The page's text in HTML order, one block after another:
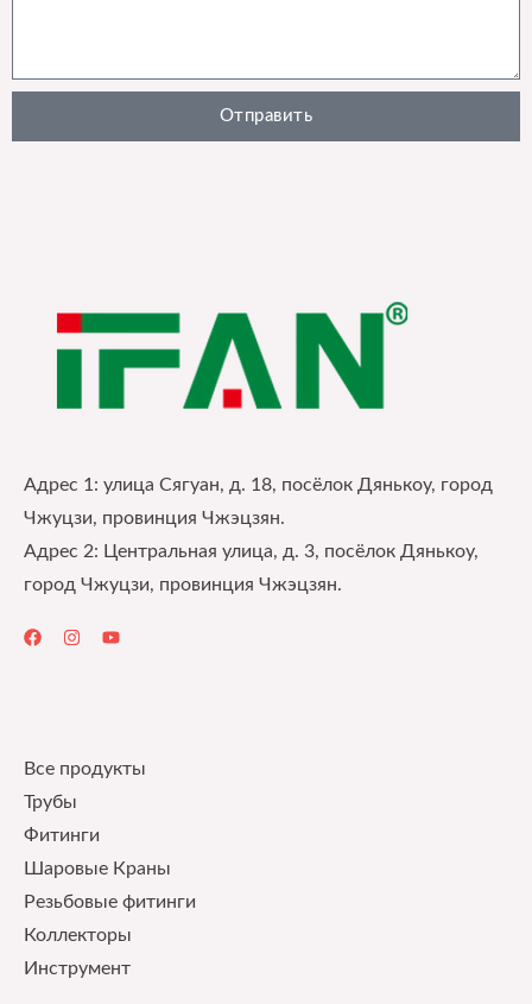
Отправить
Адрес 1: улица Сягуан, д. 18, посёлок Дянькоу, город
Чжуцзи, провинция Чжэцзян.
Адрес 2: Центральная улица, д. 3, посёлок Дянькоу,
город Чжуцзи, провинция Чжэцзян.
Все продукты
Трубы
Фитинги
Шаровые Краны
Pезьбовые фитинги
Коллекторы
Инструмент